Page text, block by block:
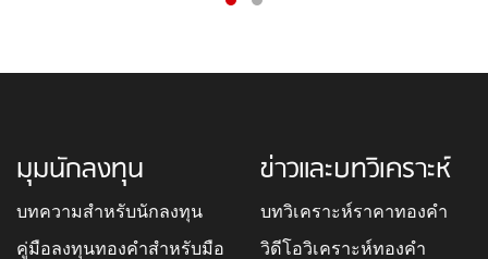
มุมนักลงทุน
บทความสำหรับนักลงทุน
คู่มือลงทุนทองคำสำหรับมือ
ข่าวและบทวิเคราะห์
บทวิเคราะห์ราคาทองคำ
วิดีโอวิเคราะห์ทองคำ